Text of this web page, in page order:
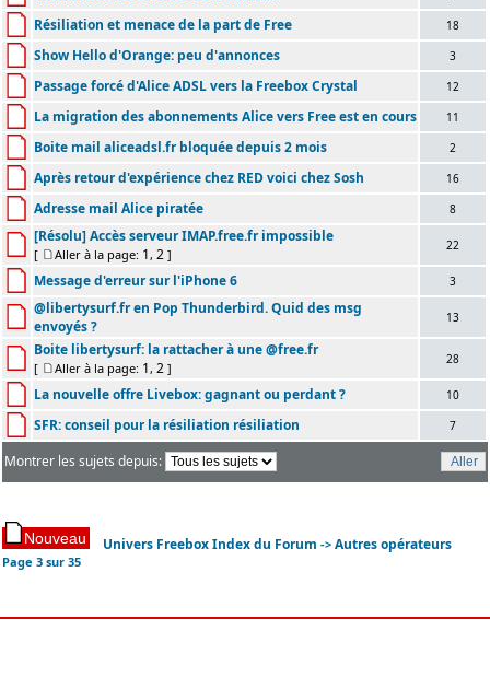
Résiliation et menace de la part de Free 18
Show Hello d'Orange: peu d'annonces 3
Passage forcé d'Alice ADSL vers la Freebox Crystal 12
La migration des abonnements Alice vers Free est en cours 11
Boite mail aliceadsl.fr bloquée depuis 2 mois 2
Après retour d'expérience chez RED voici chez Sosh 16
Adresse mail Alice piratée 8
[Résolu] Accès serveur IMAP.free.fr impossible
[ Aller à la page: 1 , 2 ]
22
Message d'erreur sur l'iPhone 6 3
@libertysurf.fr en Pop Thunderbird. Quid des msg
envoyés ?
13
Boite libertysurf: la rattacher à une @free.fr
[ Aller à la page: 1 , 2 ]
28
La nouvelle offre Livebox: gagnant ou perdant ? 10
SFR: conseil pour la résiliation résiliation 7
Montrer les sujets depuis:
Univers Freebox Index du Forum ->Autres opérateurs
Page3 sur35